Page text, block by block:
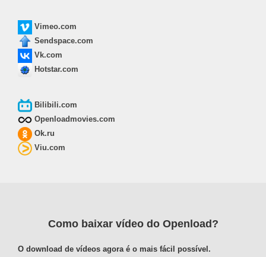
Vimeo.com
Sendspace.com
Vk.com
Hotstar.com
Bilibili.com
Openloadmovies.com
Ok.ru
Viu.com
Como baixar vídeo do Openload?
O download de vídeos agora é o mais fácil possível.